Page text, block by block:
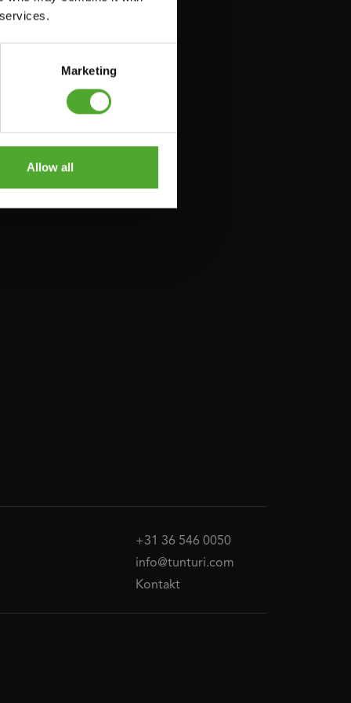
Marketing
Allow all
+31 36 546 0050
info@tunturi.com
Kontakt